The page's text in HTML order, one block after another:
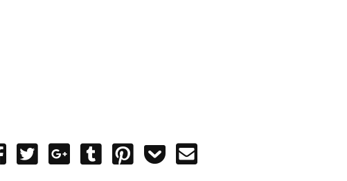
Share
Tweet
Share
Post
Pin
Add